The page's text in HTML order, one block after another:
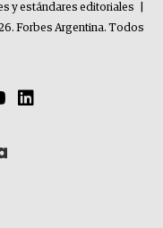
y estándares editoriales
Forbes Argentina. Todos